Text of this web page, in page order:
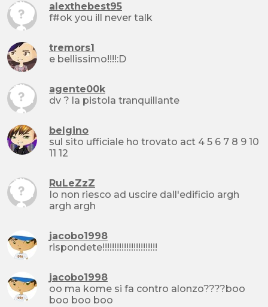
alexthebest95
f#ok you ill never talk
tremors1
e bellissimo!!!!:D
agente00k
dv ? la pistola tranquillante
belgino
sul sito ufficiale ho trovato act 4 5 6 7 8 9 10
11 12
RuLeZzZ
Io non riesco ad uscire dall'edificio argh
argh argh
jacobo1998
rispondete!!!!!!!!!!!!!!!!!!!!!!!
jacobo1998
oo ma kome si fa contro alonzo????boo
boo boo boo